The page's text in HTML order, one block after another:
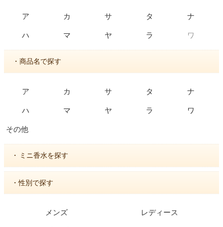
ア カ サ タ ナ
ハ マ ヤ ラ ワ
・商品名で探す
ア カ サ タ ナ
ハ マ ヤ ラ ワ
その他
・ ミニ香水を探す
・性別で探す
メンズ レディース